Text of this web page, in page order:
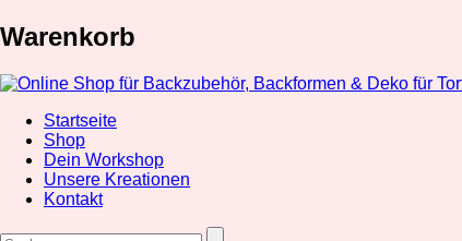
Warenkorb
Startseite
Shop
Dein Workshop
Unsere Kreationen
Kontakt